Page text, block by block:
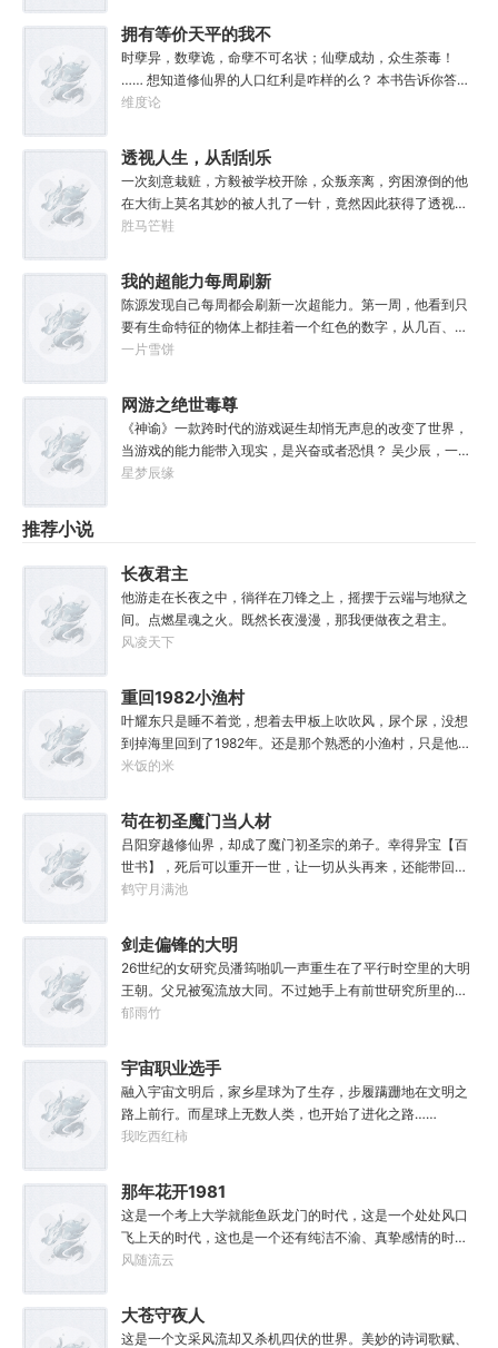
杨玉环，我认识她时，她刚刚奉旨出家修道，还没成为贵
妃，据她说她那个世界，有个叫张果的奇人，还有会法术的
叶法善、罗公远……诸天广大，无限精彩，我所在的世界却
太小，修为越高，越觉龙困浅滩，不得伸展。所幸，我已找
到了跳脱出去的道路。现在的我，只想一步一步，超脱世
界，五行山下，又是否真压着齐天大圣。在下欧阳锋，诸天
旅者，寻道之人。
拥有等价天平的我不
是妖魔
时孽异，数孽诡，命孽不可名状；仙孽成劫，众生荼毒！
…… 想知道修仙界的人口红利是咋样的么？ 本书告诉你答
案！ …… 王子佳穿越了，获得金手指等价转换，可对身体进
无语了。 砝码：话本杂学录 价值：6 介绍：中二少年的宝
库，因十数年潜心专研、精修、参悟，成为了少年密宝，且
属于异界学识，价值极大！ 王子佳：…… 他看着最大的砝码
之一，王子佳一时无言。 看小说居然是他一身最大的经历之
一！ …… 当他用金手指改写他废物一生时，无意间逼得灵根
他搞出：卡师弟们的油，欺骗卵生期的妖魔，忽悠废物们是
天才……建设自己的渠道，势力，一步步仙路求存！
维度论
透视人生，从刮刮乐
开始逆袭
一次刻意栽赃，方毅被学校开除，众叛亲离，穷困潦倒的他
在大街上莫名其妙的被人扎了一针，竟然因此获得了透视的
能力，从此，买刮刮乐付房租，赌石赚钱开公司，他一步步
胜马笀鞋
我的超能力每周刷新
陈源发现自己每周都会刷新一次超能力。第一周，他看到只
要有生命特征的物体上都挂着一个红色的数字，从几百、几
千，到几万到不等，其中见过数字最小的是一只泰迪，头上
周，他发现自己能够听到别人的心声，且不受控制，只要是
对方心里想的，都会源源不断的往他脑子里灌，导致他完全
不敢再去地铁商场之类的公共场所。而且，再也不敢直视后
座那位平时沉闷不说话的齐刘海眼镜女…接连的，他又刷新
了【梦境相连】，【身体交换】等特别能力。在若干周后，
一片雪饼
网游之绝世毒尊
《神谕》一款跨时代的游戏诞生却悄无声息的改变了世界，
当游戏的能力能带入现实，是兴奋或者恐惧？ 吴少辰，一个
非常普通的上班族，因误食过期食品导致食物中毒，却在登
星梦辰缘
推荐小说
长夜君主
他游走在长夜之中，徜徉在刀锋之上，摇摆于云端与地狱之
间。点燃星魂之火。既然长夜漫漫，那我便做夜之君主。
风凌天下
重回1982小渔村
叶耀东只是睡不着觉，想着去甲板上吹吹风，尿个尿，没想
到掉海里回到了1982年。还是那个熟悉的小渔村，只是他已
经不是年轻时候的他了。混账了半辈子，这回他想好好来过
他也没什么大理想大志向，只想挽回遗憾，跟老婆好好过日
子，一家子平安喜乐就好。
米饭的米
苟在初圣魔门当人材
吕阳穿越修仙界，却成了魔门初圣宗的弟子。幸得异宝【百
世书】，死后可以重开一世，让一切从头再来，还能带回前
世的宝物，修为，寿命，甚至觉醒特殊的天赋。奈何次数有
定先在魔门苟住，一世世苦修，不成仙不出山，奈何魔门凶
险异常，遍地都是人材。第一世，吕阳惨遭师姐暗算。第二
世，好不容易反杀师姐，又遭师兄毒手。第三世，第四
世……直到百世之后，再回首，吕阳才发现自己已经成为了
一代魔道巨擘，初圣宗里最畜生的那一个。“魔门个个都是人
鹤守月满池
剑走偏锋的大明
26世纪的女研究员潘筠啪叽一声重生在了平行时空里的大明
王朝。父兄被冤流放大同。不过她手上有前世研究所里的镇
馆神器——灵境！为救家人，潘筠化身道观小道士，仗剑提
度牒。潘筠大剑拍上去：闭嘴，信不信扣你鱼仔。
郁雨竹
宇宙职业选手
融入宇宙文明后，家乡星球为了生存，步履蹒跚地在文明之
路上前行。而星球上无数人类，也开始了进化之路……
我吃西红柿
那年花开1981
这是一个考上大学就能鱼跃龙门的时代，这是一个处处风口
飞上天的时代，这也是一个还有纯洁不渝、真挚感情的时
代；只不过李野刚刚来到这个时代，却被劝着放弃高考进厂
冲刺型选手会考不上？那岂不是辜负了那么多年体育老师的
教导？”
风随流云
大苍守夜人
这是一个文采风流却又杀机四伏的世界。美妙的诗词歌赋、